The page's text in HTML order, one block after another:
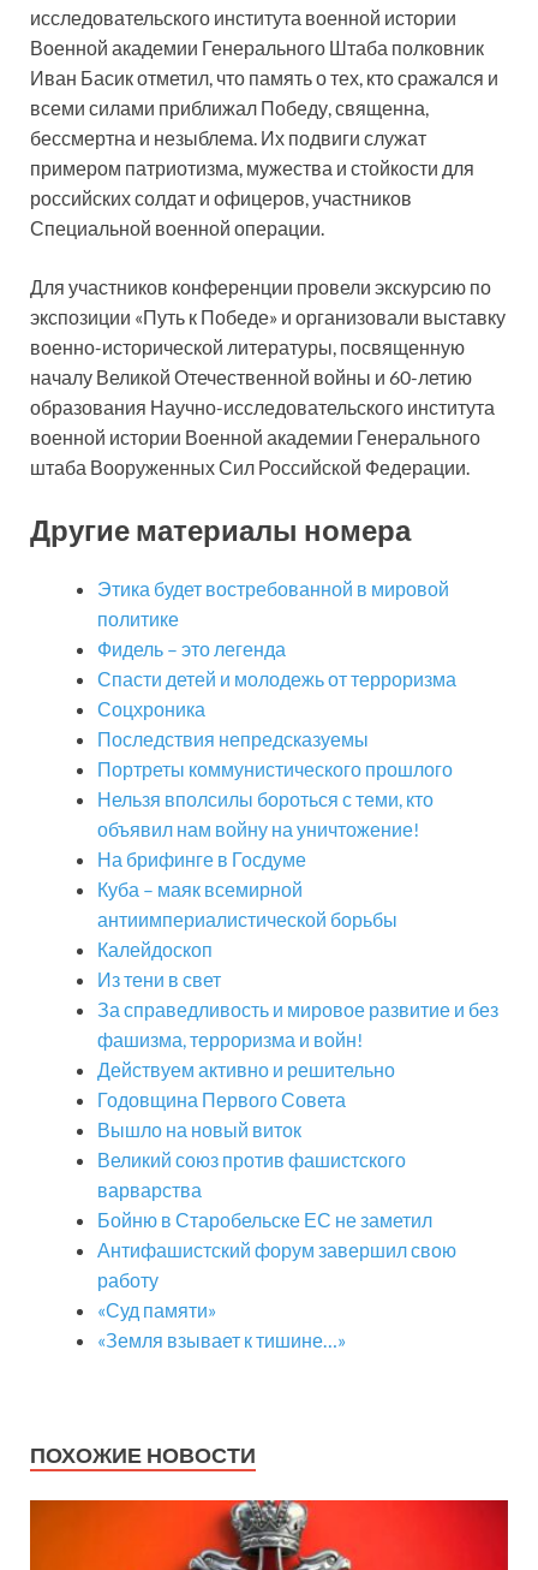
исследовательского института военной истории
Военной академии Генерального Штаба полковник
Иван Басик отметил, что память о тех, кто сражался и
всеми силами приближал Победу, священна,
бессмертна и незыблема. Их подвиги служат
примером патриотизма, мужества и стойкости для
российских солдат и офицеров, участников
Специальной военной операции.
Для участников конференции провели экскурсию по
экспозиции «Путь к Победе» и организовали выставку
военно-исторической литературы, посвященную
началу Великой Отечественной войны и 60-летию
образования Научно-исследовательского института
военной истории Военной академии Генерального
штаба Вооруженных Сил Российской Федерации.
Другие материалы номера
Этика будет востребованной в мировой
политике
Фидель – это легенда
Спасти детей и молодежь от терроризма
Соцхроника
Последствия непредсказуемы
Портреты коммунистического прошлого
Нельзя вполсилы бороться с теми, кто
объявил нам войну на уничтожение!
На брифинге в Госдуме
Куба – маяк всемирной
антиимпериалистической борьбы
Калейдоскоп
Из тени в свет
За справедливость и мировое развитие и без
фашизма, терроризма и войн!
Действуем активно и решительно
Годовщина Первого Совета
Вышло на новый виток
Великий союз против фашистского
варварства
Бойню в Старобельске ЕС не заметил
Антифашистский форум завершил свою
работу
«Суд памяти»
«Земля взывает к тишине…»
ПОХОЖИЕ НОВОСТИ